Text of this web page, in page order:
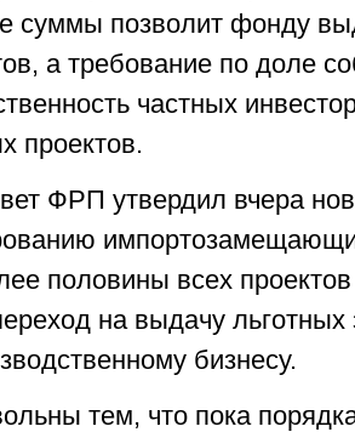
позволит фонду
а требование по доле
частных
проектов.
ФРП утвердил вчера
половины всех
на выдачу льготных
бизнесу.
тем, что пока